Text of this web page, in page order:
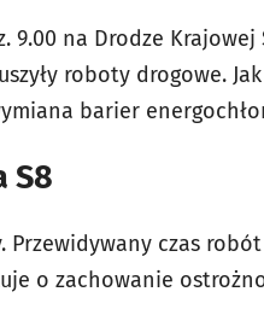
9.00 na Drodze
roboty drogowe.
barier
S8
czas
o zachowanie